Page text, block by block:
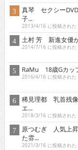
真琴 セクシー
子...
2013/4/16 に投稿された
土村 芳 新進女優
2014/7/16 に投稿された
RaMu 18歳Gカッ
2016/4/16 に投稿された
稀見理都 乳首残
エ...
2018/3/16 に投稿された
原つむぎ 人気上
た雰...
2021/3/16 に投稿された